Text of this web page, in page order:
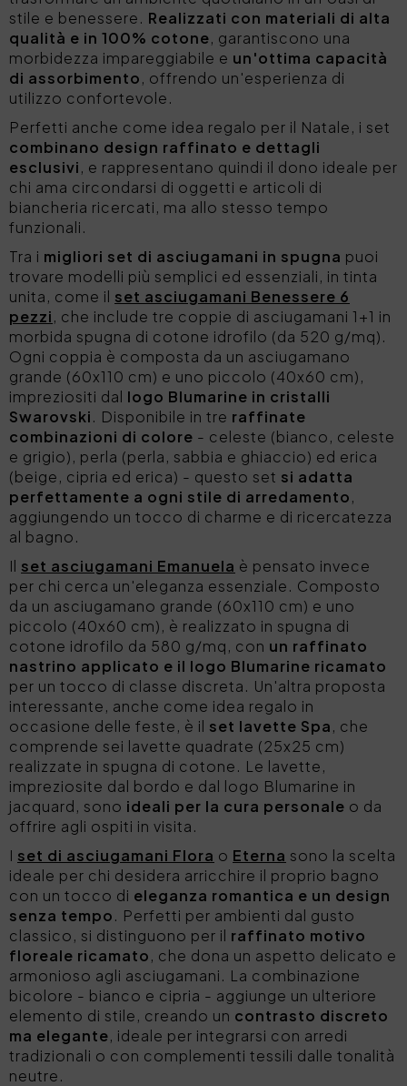
stile e benessere. Realizzati con materiali di alta
qualità e in 100% cotone, garantiscono una
morbidezza impareggiabile e un'ottima capacità
di assorbimento, offrendo un'esperienza di
utilizzo confortevole.
Perfetti anche come idea regalo per il Natale, i set
combinano design raffinato e dettagli
esclusivi, e rappresentano quindi il dono ideale per
chi ama circondarsi di oggetti e articoli di
biancheria ricercati, ma allo stesso tempo
funzionali.
Tra i migliori set di asciugamani in spugna puoi
trovare modelli più semplici ed essenziali, in tinta
unita, come il set asciugamani Benessere 6
pezzi, che include tre coppie di asciugamani 1+1 in
morbida spugna di cotone idrofilo (da 520 g/mq).
Ogni coppia è composta da un asciugamano
grande (60x110 cm) e uno piccolo (40x60 cm),
impreziositi dal logo Blumarine in cristalli
Swarovski. Disponibile in tre raffinate
combinazioni di colore - celeste (bianco, celeste
e grigio), perla (perla, sabbia e ghiaccio) ed erica
(beige, cipria ed erica) - questo set si adatta
perfettamente a ogni stile di arredamento,
aggiungendo un tocco di charme e di ricercatezza
al bagno.
Il set asciugamani Emanuela è pensato invece
per chi cerca un'eleganza essenziale. Composto
da un asciugamano grande (60x110 cm) e uno
piccolo (40x60 cm), è realizzato in spugna di
cotone idrofilo da 580 g/mq, con un raffinato
nastrino applicato e il logo Blumarine ricamato
per un tocco di classe discreta. Un'altra proposta
interessante, anche come idea regalo in
occasione delle feste, è il set lavette Spa, che
comprende sei lavette quadrate (25x25 cm)
realizzate in spugna di cotone. Le lavette,
impreziosite dal bordo e dal logo Blumarine in
jacquard, sono ideali per la cura personale o da
offrire agli ospiti in visita.
I set di asciugamani Flora o Eterna sono la scelta
ideale per chi desidera arricchire il proprio bagno
con un tocco di eleganza romantica e un design
senza tempo. Perfetti per ambienti dal gusto
classico, si distinguono per il raffinato motivo
floreale ricamato, che dona un aspetto delicato e
armonioso agli asciugamani. La combinazione
bicolore - bianco e cipria - aggiunge un ulteriore
elemento di stile, creando un contrasto discreto
ma elegante, ideale per integrarsi con arredi
tradizionali o con complementi tessili dalle tonalità
neutre.